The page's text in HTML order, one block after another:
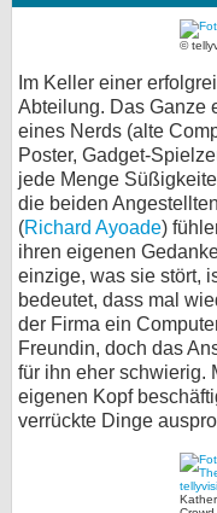
©
Im Keller einer
Abteilung. Das Ganze
eines Nerds (alte
Poster, Gadget-
jede Menge
die beiden
(Richard Ayoade)
ihren eigenen
einzige, was sie stört,
bedeutet, dass mal
der Firma ein
Freundin, doch das
für ihn eher schwierig.
eigenen Kopf
verrückte Dinge